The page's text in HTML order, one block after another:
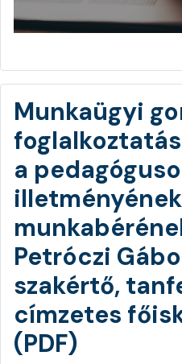
Munkaügyi
a
Petróczi
szakértő,
címzetes
(PDF)